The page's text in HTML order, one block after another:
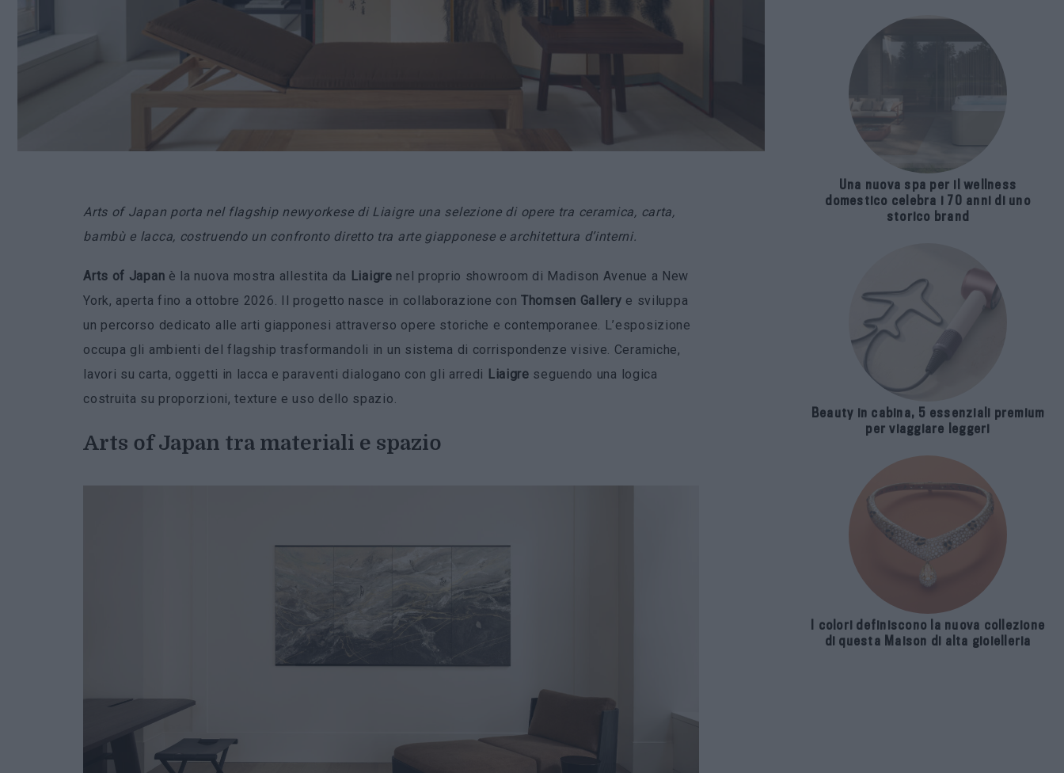
Arts of Japan porta nel flagship newyorkese di Liaigre una selezione di opere tra ceramica, carta,
bambù e lacca, costruendo un confronto diretto tra arte giapponese e architettura d’interni.
Arts of Japan è la nuova mostra allestita da Liaigre nel proprio showroom di Madison Avenue a New
York, aperta fino a ottobre 2026. Il progetto nasce in collaborazione con Thomsen Gallery e sviluppa
un percorso dedicato alle arti giapponesi attraverso opere storiche e contemporanee. L’esposizione
occupa gli ambienti del flagship trasformandoli in un sistema di corrispondenze visive. Ceramiche,
lavori su carta, oggetti in lacca e paraventi dialogano con gli arredi Liaigre seguendo una logica
costruita su proporzioni, texture e uso dello spazio.
Arts of Japan tra materiali e spazio
Una nuova spa per il wellness
domestico celebra i 70 anni di uno
storico brand
Beauty in cabina, 5 essenziali premium
per viaggiare leggeri
I colori definiscono la nuova collezione
di questa Maison di alta gioielleria